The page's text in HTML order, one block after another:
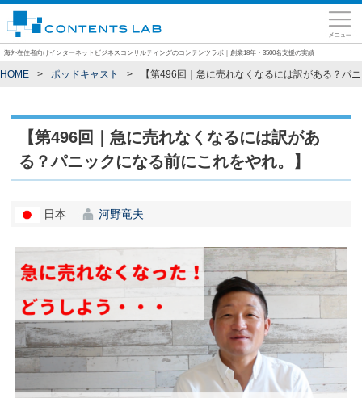
海外在住者向けインターネットビジネスコンサルティングのコンテンツラボ｜創業18年・3500名支援の実績
HOME ポッドキャスト 【第496回｜急に売れなくなるには訳がある？パ
【第496回｜急に売れなくなるには訳があ
る？パニックになる前にこれをやれ。】
日本 河野竜夫